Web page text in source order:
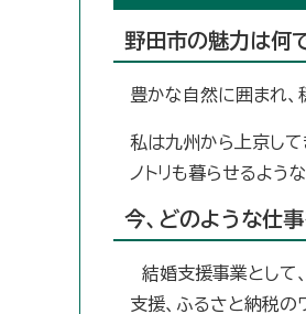
野田市の魅力は何
豊かな自然に囲まれ、
私は九州から上京し
ノトリも暮らせるよう
今、どのような仕
結婚支援事業として
支援、ふるさと納税の